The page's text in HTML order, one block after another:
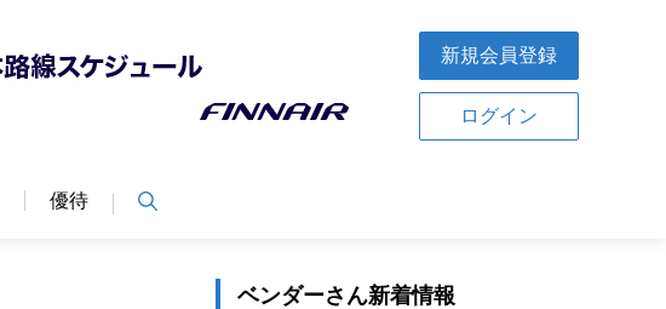
新規会員登録
ログイン
優待
ベンダーさん新着情報